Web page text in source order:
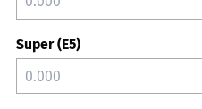
Super (E5)